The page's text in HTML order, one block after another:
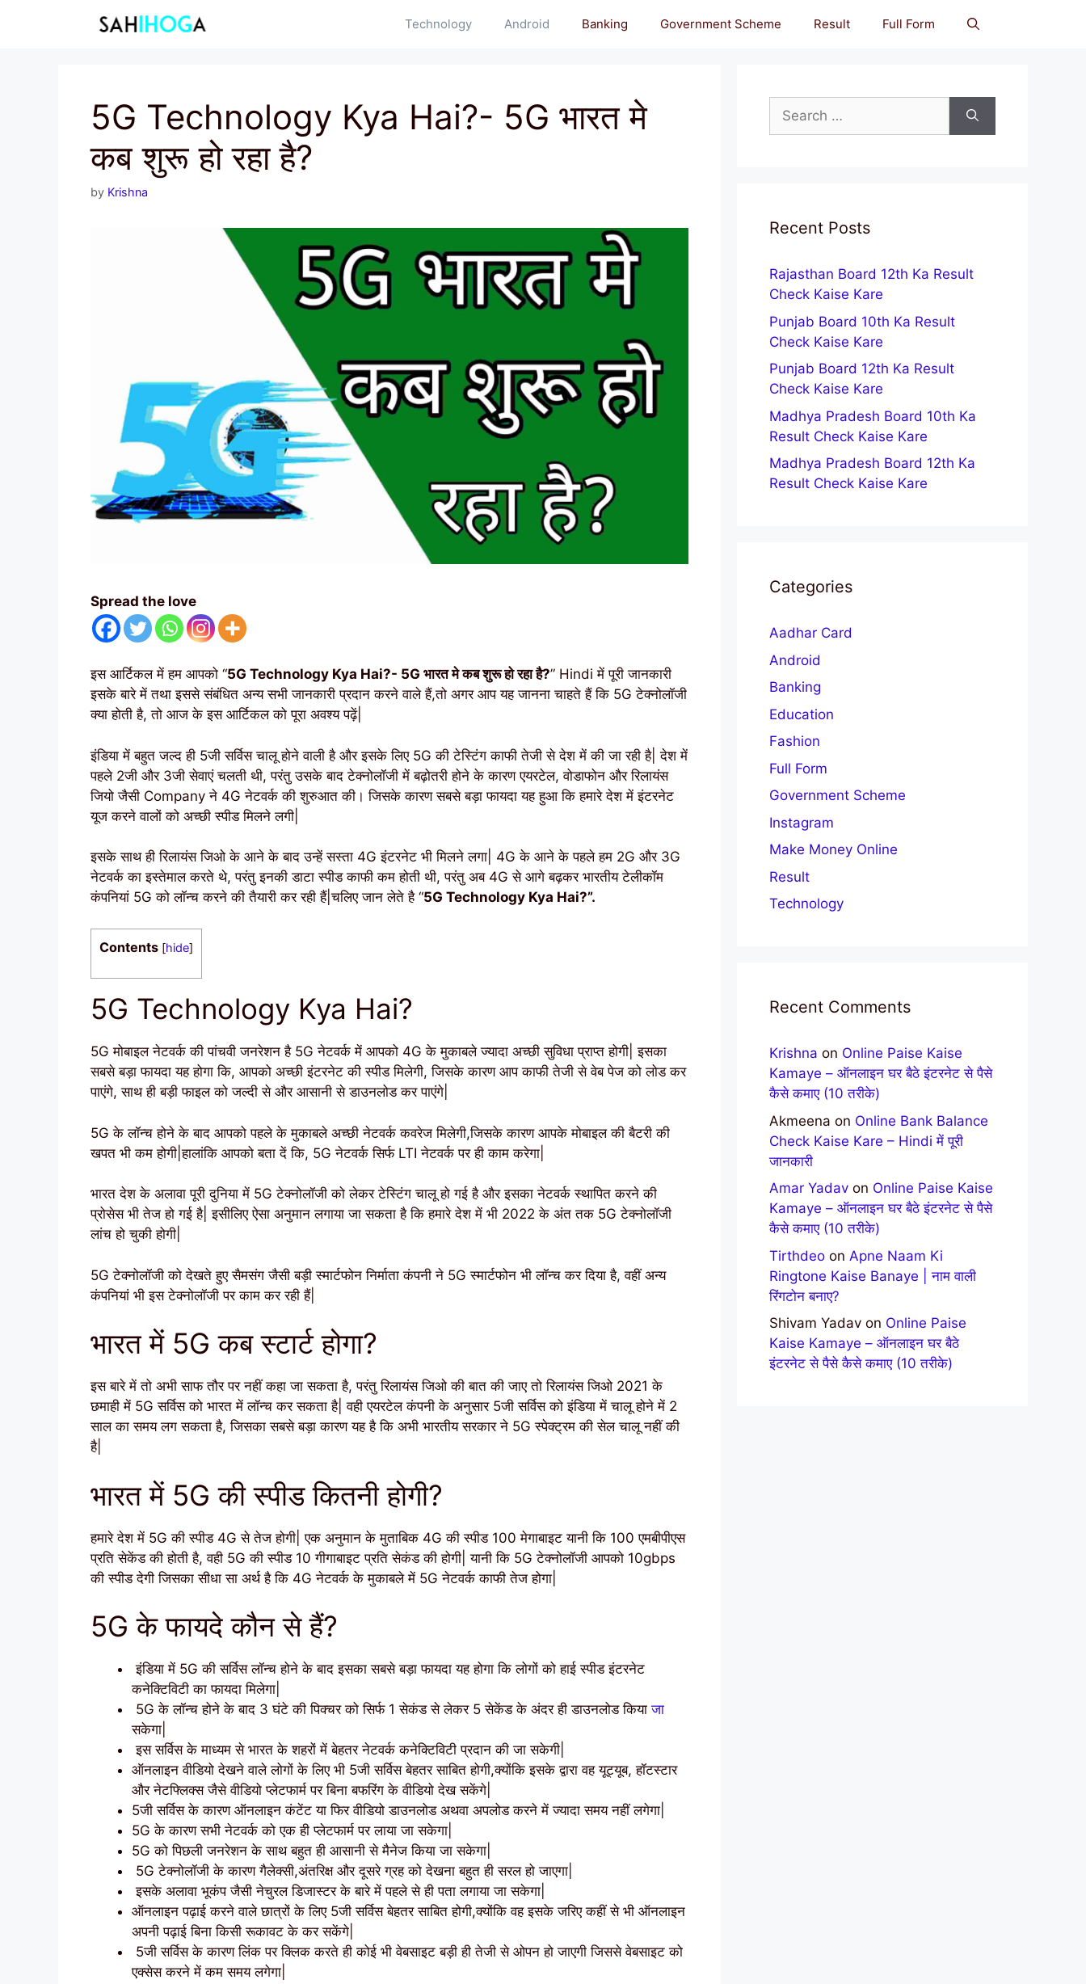
Technology Android Banking Government Scheme Result Full Form
5G Technology Kya Hai?- 5G भारत मे
कब शुरू हो रहा है?
by Krishna
Spread the love
इस आर्टिकल में हम आपको “5G Technology Kya Hai?- 5G भारत मे कब शुरू हो रहा है?” Hindi में पूरी जानकारी
इसके बारे में तथा इससे संबंधित अन्य सभी जानकारी प्रदान करने वाले हैं,तो अगर आप यह जानना चाहते हैं कि 5G टेक्नोलॉजी
क्या होती है, तो आज के इस आर्टिकल को पूरा अवश्य पढ़ें|
इंडिया में बहुत जल्द ही 5जी सर्विस चालू होने वाली है और इसके लिए 5G की टेस्टिंग काफी तेजी से देश में की जा रही है| देश में
पहले 2जी और 3जी सेवाएं चलती थी, परंतु उसके बाद टेक्नोलॉजी में बढ़ोतरी होने के कारण एयरटेल, वोडाफोन और रिलायंस
जियो जैसी Company ने 4G नेटवर्क की शुरुआत की। जिसके कारण सबसे बड़ा फायदा यह हुआ कि हमारे देश में इंटरनेट
यूज करने वालों को अच्छी स्पीड मिलने लगी|
इसके साथ ही रिलायंस जिओ के आने के बाद उन्हें सस्ता 4G इंटरनेट भी मिलने लगा| 4G के आने के पहले हम 2G और 3G
नेटवर्क का इस्तेमाल करते थे, परंतु इनकी डाटा स्पीड काफी कम होती थी, परंतु अब 4G से आगे बढ़कर भारतीय टेलीकॉम
कंपनियां 5G को लॉन्च करने की तैयारी कर रही हैं|चलिए जान लेते है “5G Technology Kya Hai?”.
Contents [hide]
5G Technology Kya Hai?
5G मोबाइल नेटवर्क की पांचवी जनरेशन है 5G नेटवर्क में आपको 4G के मुकाबले ज्यादा अच्छी सुविधा प्राप्त होगी| इसका
सबसे बड़ा फायदा यह होगा कि, आपको अच्छी इंटरनेट की स्पीड मिलेगी, जिसके कारण आप काफी तेजी से वेब पेज को लोड कर
पाएंगे, साथ ही बड़ी फाइल को जल्दी से और आसानी से डाउनलोड कर पाएंगे|
5G के लॉन्च होने के बाद आपको पहले के मुकाबले अच्छी नेटवर्क कवरेज मिलेगी,जिसके कारण आपके मोबाइल की बैटरी की
खपत भी कम होगी|हालांकि आपको बता दें कि, 5G नेटवर्क सिर्फ LTI नेटवर्क पर ही काम करेगा|
भारत देश के अलावा पूरी दुनिया में 5G टेक्नोलॉजी को लेकर टेस्टिंग चालू हो गई है और इसका नेटवर्क स्थापित करने की
प्रोसेस भी तेज हो गई है| इसीलिए ऐसा अनुमान लगाया जा सकता है कि हमारे देश में भी 2022 के अंत तक 5G टेक्नोलॉजी
लांच हो चुकी होगी|
5G टेक्नोलॉजी को देखते हुए सैमसंग जैसी बड़ी स्मार्टफोन निर्माता कंपनी ने 5G स्मार्टफोन भी लॉन्च कर दिया है, वहीं अन्य
कंपनियां भी इस टेक्नोलॉजी पर काम कर रही हैं|
भारत में 5G कब स्टार्ट होगा?
इस बारे में तो अभी साफ तौर पर नहीं कहा जा सकता है, परंतु रिलायंस जिओ की बात की जाए तो रिलायंस जिओ 2021 के
छमाही में 5G सर्विस को भारत में लॉन्च कर सकता है| वही एयरटेल कंपनी के अनुसार 5जी सर्विस को इंडिया में चालू होने में 2
साल का समय लग सकता है, जिसका सबसे बड़ा कारण यह है कि अभी भारतीय सरकार ने 5G स्पेक्ट्रम की सेल चालू नहीं की
है|
भारत में 5G की स्पीड कितनी होगी?
हमारे देश में 5G की स्पीड 4G से तेज होगी| एक अनुमान के मुताबिक 4G की स्पीड 100 मेगाबाइट यानी कि 100 एमबीपीएस
प्रति सेकेंड की होती है, वही 5G की स्पीड 10 गीगाबाइट प्रति सेकंड की होगी| यानी कि 5G टेक्नोलॉजी आपको 10gbps
की स्पीड देगी जिसका सीधा सा अर्थ है कि 4G नेटवर्क के मुकाबले में 5G नेटवर्क काफी तेज होगा|
5G के फायदे कौन से हैं?
इंडिया में 5G की सर्विस लॉन्च होने के बाद इसका सबसे बड़ा फायदा यह होगा कि लोगों को हाई स्पीड इंटरनेट
कनेक्टिविटी का फायदा मिलेगा|
5G के लॉन्च होने के बाद 3 घंटे की पिक्चर को सिर्फ 1 सेकंड से लेकर 5 सेकेंड के अंदर ही डाउनलोड कियाजा
सकेगा|
इस सर्विस के माध्यम से भारत के शहरों में बेहतर नेटवर्क कनेक्टिविटी प्रदान की जा सकेगी|
ऑनलाइन वीडियो देखने वाले लोगों के लिए भी 5जी सर्विस बेहतर साबित होगी,क्योंकि इसके द्वारा वह यूट्यूब, हॉटस्टार
और नेटफ्लिक्स जैसे वीडियो प्लेटफार्म पर बिना बफरिंग के वीडियो देख सकेंगे|
5जी सर्विस के कारण ऑनलाइन कंटेंट या फिर वीडियो डाउनलोड अथवा अपलोड करने में ज्यादा समय नहीं लगेगा|
5G के कारण सभी नेटवर्क को एक ही प्लेटफार्म पर लाया जा सकेगा|
5G को पिछली जनरेशन के साथ बहुत ही आसानी से मैनेज किया जा सकेगा|
5G टेक्नोलॉजी के कारण गैलेक्सी,अंतरिक्ष और दूसरे ग्रह को देखना बहुत ही सरल हो जाएगा|
इसके अलावा भूकंप जैसी नेचुरल डिजास्टर के बारे में पहले से ही पता लगाया जा सकेगा|
ऑनलाइन पढ़ाई करने वाले छात्रों के लिए 5जी सर्विस बेहतर साबित होगी,क्योंकि वह इसके जरिए कहीं से भी ऑनलाइन
अपनी पढ़ाई बिना किसी रूकावट के कर सकेंगे|
5जी सर्विस के कारण लिंक पर क्लिक करते ही कोई भी वेबसाइट बड़ी ही तेजी से ओपन हो जाएगी जिससे वेबसाइट को
एक्सेस करने में कम समय लगेगा|
Search
for:
Recent Posts
Rajasthan Board 12th Ka Result
Check Kaise Kare
Punjab Board 10th Ka Result
Check Kaise Kare
Punjab Board 12th Ka Result
Check Kaise Kare
Madhya Pradesh Board 10th Ka
Result Check Kaise Kare
Madhya Pradesh Board 12th Ka
Result Check Kaise Kare
Categories
Aadhar Card
Android
Banking
Education
Fashion
Full Form
Government Scheme
Instagram
Make Money Online
Result
Technology
Recent Comments
Krishna on Online Paise Kaise
Kamaye – ऑनलाइन घर बैठे इंटरनेट से पैसे
कैसे कमाए (10 तरीके)
Akmeena on Online Bank Balance
Check Kaise Kare – Hindi में पूरी
जानकारी
Amar Yadav on Online Paise Kaise
Kamaye – ऑनलाइन घर बैठे इंटरनेट से पैसे
कैसे कमाए (10 तरीके)
Tirthdeo on Apne Naam Ki
Ringtone Kaise Banaye | नाम वाली
रिंगटोन बनाए?
Shivam Yadav on Online Paise
Kaise Kamaye – ऑनलाइन घर बैठे
इंटरनेट से पैसे कैसे कमाए (10 तरीके)